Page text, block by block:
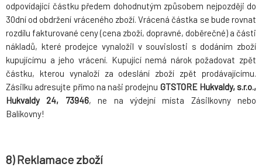
odpovídající částku předem dohodnutým způsobem nejpozději do
30dní od obdržení vráceného zboží. Vrácená částka se bude rovnat
rozdílu fakturované ceny (cena zboží, dopravné, doběrečné) a části
nákladů, které prodejce vynaložil v souvislosti s dodáním zboží
kupujícímu a jeho vrácení. Kupující nemá nárok požadovat zpět
částku, kterou vynaloží za odeslání zboží zpět prodávajícímu.
Zásilku adresujte přímo na naši prodejnu GTSTORE Hukvaldy, s.r.o.,
Hukvaldy 24, 73946, ne na výdejní místa Zásilkovny nebo
Balíkovny!
8) Reklamace zboží